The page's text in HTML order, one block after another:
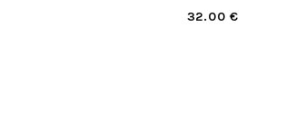
32.00 €